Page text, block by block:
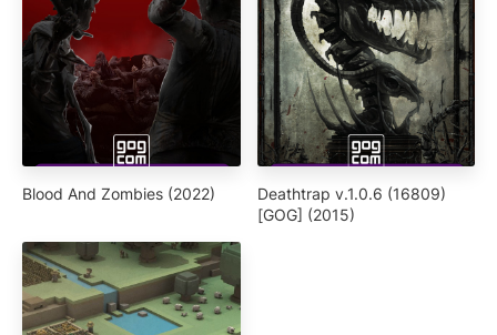
Blood And Zombies (2022)
Deathtrap v.1.0.6 (16809)
[GOG] (2015)